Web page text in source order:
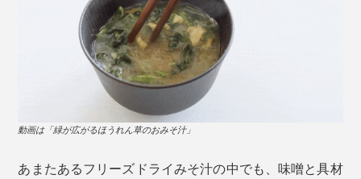
動画は「緑が広がるほうれん草のおみそ汁」
あまたあるフリーズドライみそ汁の中でも、味噌と具材